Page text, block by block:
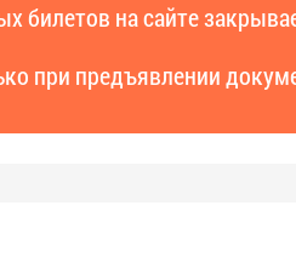
на сайте
при предъявлении